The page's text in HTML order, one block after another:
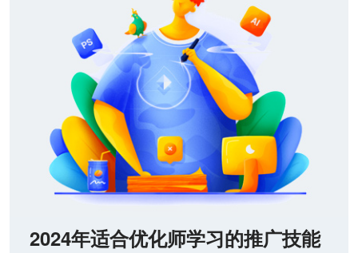
2024年适合优化师学习的推广技能